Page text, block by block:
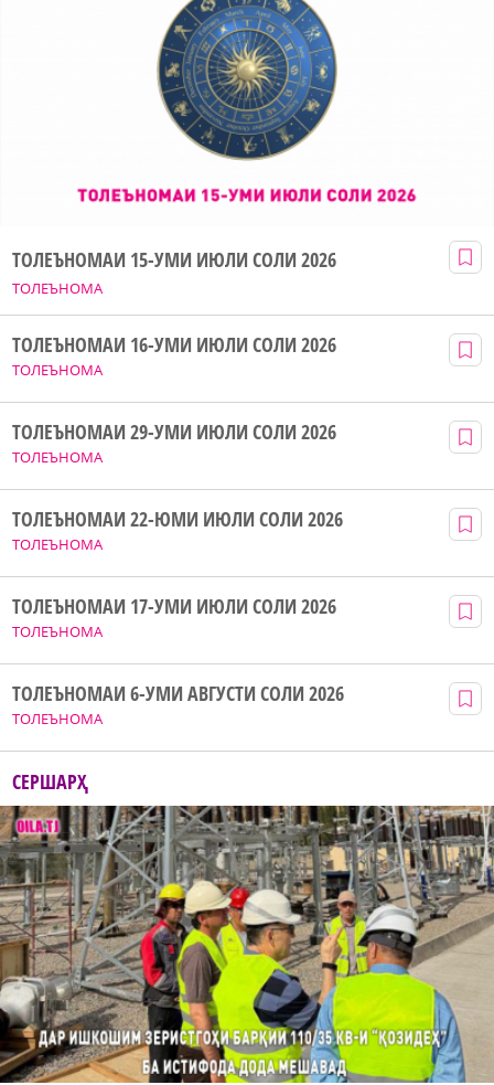
ТОЛЕЪНОМА
ТОЛЕЪНОМАИ 15-УМИ ИЮЛИ СОЛИ 2026
ТОЛЕЪНОМА
ТОЛЕЪНОМАИ 16-УМИ ИЮЛИ СОЛИ 2026
ТОЛЕЪНОМА
ТОЛЕЪНОМАИ 29-УМИ ИЮЛИ СОЛИ 2026
ТОЛЕЪНОМА
ТОЛЕЪНОМАИ 22-ЮМИ ИЮЛИ СОЛИ 2026
ТОЛЕЪНОМА
ТОЛЕЪНОМАИ 17-УМИ ИЮЛИ СОЛИ 2026
ТОЛЕЪНОМА
ТОЛЕЪНОМАИ 6-УМИ АВГУСТИ СОЛИ 2026
СЕРШАРҲ